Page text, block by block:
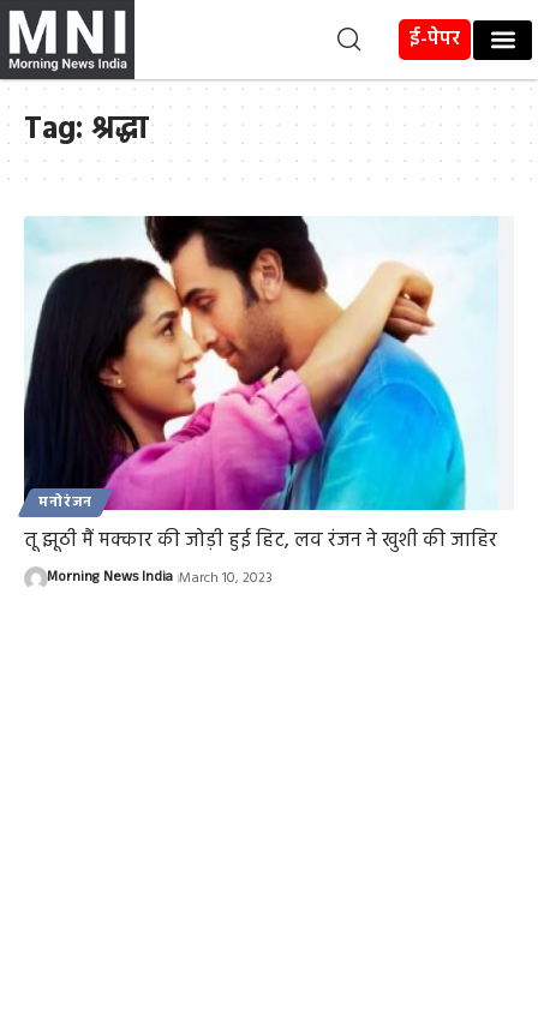
ई-पेपर
Tag:श्रद्धा
मनोरंजन
तू झूठी मैं मक्कार की जोड़ी हुई हिट, लव रंजन ने खुशी की जाहिर
Morning News India March 10, 2023